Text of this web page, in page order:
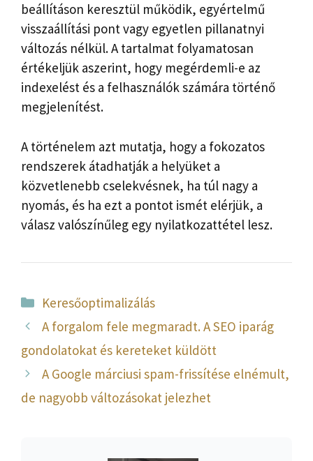
beállításon keresztül működik, egyértelmű
visszaállítási pont vagy egyetlen pillanatnyi
változás nélkül. A tartalmat folyamatosan
értékeljük aszerint, hogy megérdemli-e az
indexelést és a felhasználók számára történő
megjelenítést.
A történelem azt mutatja, hogy a fokozatos
rendszerek átadhatják a helyüket a
közvetlenebb cselekvésnek, ha túl nagy a
nyomás, és ha ezt a pontot ismét elérjük, a
válasz valószínűleg egy nyilatkozattétel lesz.
Kategória
Keresőoptimalizálás
A forgalom fele megmaradt. A SEO iparág
gondolatokat és kereteket küldött
A Google márciusi spam-frissítése elnémult,
de nagyobb változásokat jelezhet